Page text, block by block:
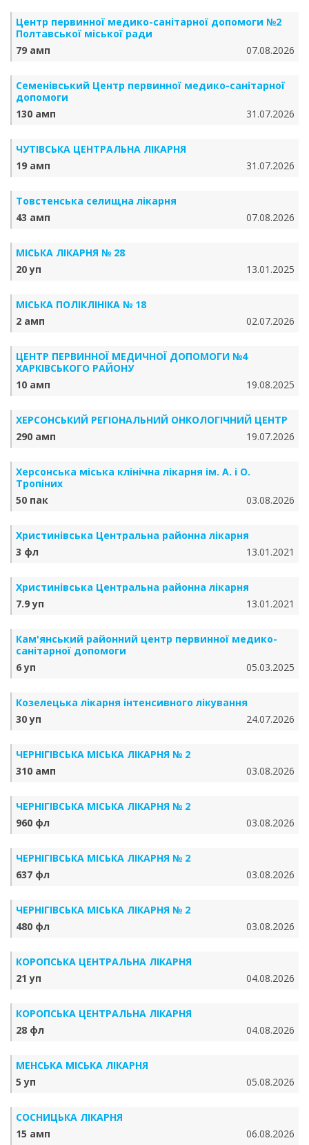
Центр первинної медико-санітарної допомоги №2
Полтавської міської ради
79 амп
07.08.2026
Семенівський Центр первинної медико-санітарної
допомоги
130 амп
31.07.2026
ЧУТІВСЬКА ЦЕНТРАЛЬНА ЛІКАРНЯ
19 амп
31.07.2026
Товстенська селищна лікарня
43 амп
07.08.2026
МІСЬКА ЛІКАРНЯ № 28
20 уп
13.01.2025
МІСЬКА ПОЛІКЛІНІКА № 18
2 амп
02.07.2026
ЦЕНТР ПЕРВИННОЇ МЕДИЧНОЇ ДОПОМОГИ №4
ХАРКІВСЬКОГО РАЙОНУ
10 амп
19.08.2025
ХЕРСОНСЬКИЙ РЕГІОНАЛЬНИЙ ОНКОЛОГІЧНИЙ ЦЕНТР
290 амп
19.07.2026
Херсонська міська клінічна лікарня ім. А. і О.
Тропіних
50 пак
03.08.2026
Христинівська Центральна районна лікарня
3 фл
13.01.2021
Христинівська Центральна районна лікарня
7.9 уп
13.01.2021
Кам'янський районний центр первинної медико-
санітарної допомоги
6 уп
05.03.2025
Козелецька лікарня інтенсивного лікування
30 уп
24.07.2026
ЧЕРНІГІВСЬКА МІСЬКА ЛІКАРНЯ № 2
310 амп
03.08.2026
ЧЕРНІГІВСЬКА МІСЬКА ЛІКАРНЯ № 2
960 фл
03.08.2026
ЧЕРНІГІВСЬКА МІСЬКА ЛІКАРНЯ № 2
637 фл
03.08.2026
ЧЕРНІГІВСЬКА МІСЬКА ЛІКАРНЯ № 2
480 фл
03.08.2026
КОРОПСЬКА ЦЕНТРАЛЬНА ЛІКАРНЯ
21 уп
04.08.2026
КОРОПСЬКА ЦЕНТРАЛЬНА ЛІКАРНЯ
28 фл
04.08.2026
МЕНСЬКА МІСЬКА ЛІКАРНЯ
5 уп
05.08.2026
СОСНИЦЬКА ЛІКАРНЯ
15 амп
06.08.2026